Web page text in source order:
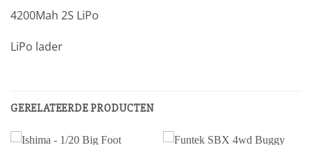
4200Mah 2S LiPo
LiPo lader
GERELATEERDE PRODUCTEN